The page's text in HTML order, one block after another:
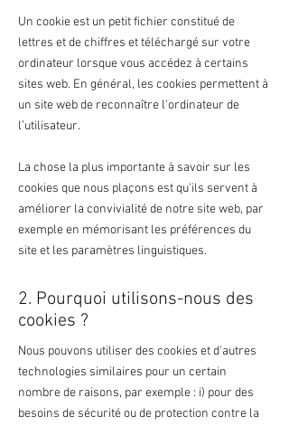
Un cookie est un petit fichier constitué de
lettres et de chiffres et téléchargé sur votre
ordinateur lorsque vous accédez à certains
sites web. En général, les cookies permettent à
un site web de reconnaître l'ordinateur de
l’utilisateur.
La chose la plus importante à savoir sur les
cookies que nous plaçons est qu'ils servent à
améliorer la convivialité de notre site web, par
exemple en mémorisant les préférences du
site et les paramètres linguistiques.
2. Pourquoi utilisons-nous des
cookies ?
Nous pouvons utiliser des cookies et d'autres
technologies similaires pour un certain
nombre de raisons, par exemple : i) pour des
besoins de sécurité ou de protection contre la